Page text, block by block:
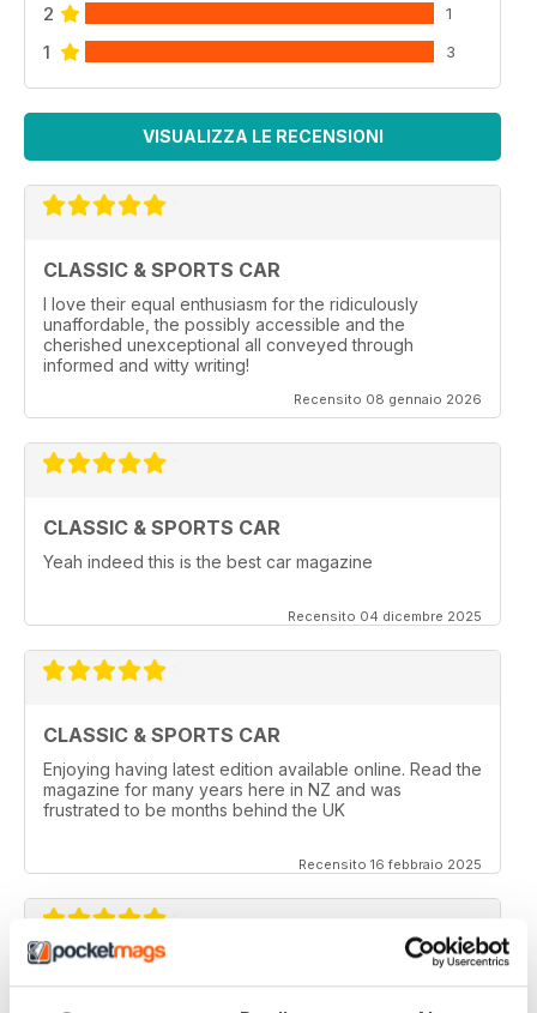
2 1
1 3
VISUALIZZA LE RECENSIONI
CLASSIC & SPORTS CAR
I love their equal enthusiasm for the ridiculously
unaffordable, the possibly accessible and the
cherished unexceptional all conveyed through
informed and witty writing!
Recensito 08 gennaio 2026
CLASSIC & SPORTS CAR
Yeah indeed this is the best car magazine
Recensito 04 dicembre 2025
CLASSIC & SPORTS CAR
Enjoying having latest edition available online. Read the
magazine for many years here in NZ and was
frustrated to be months behind the UK
Recensito 16 febbraio 2025
BEST CLASSIC & SPORTS CAR MAG